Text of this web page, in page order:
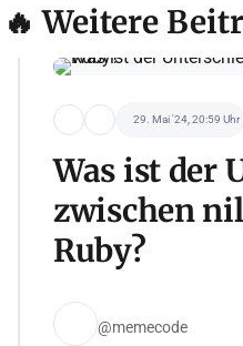
🔥 Weitere
29. Mai '24, 20:59 Uhr
Was ist der
zwischen
Ruby?
@memecode